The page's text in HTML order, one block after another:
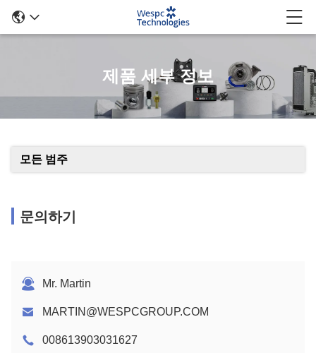
제품 세부 정보
모든 범주
문의하기
Mr. Martin
MARTIN@WESPCGROUP.COM
008613903031627